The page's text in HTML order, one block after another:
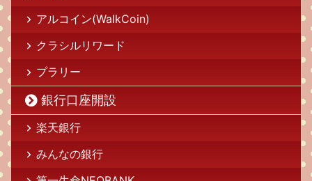
アルコイン(WalkCoin)
クラシルリワード
プラリー
銀行口座開設
楽天銀行
みんなの銀行